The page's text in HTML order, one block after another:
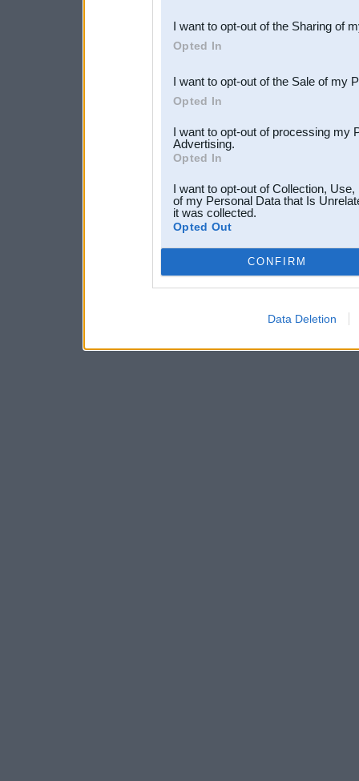
Downstream Participants
third parties.
I want to opt-out of the Sharing of
Opted In
I want to opt-out of the Sale of my
Opted In
I want to opt-out of processing my
Advertising.
Opted In
I want to opt-out of Collection,
of my Personal Data that Is
it was collected.
Opted Out
CONFIRM
Data Deletion